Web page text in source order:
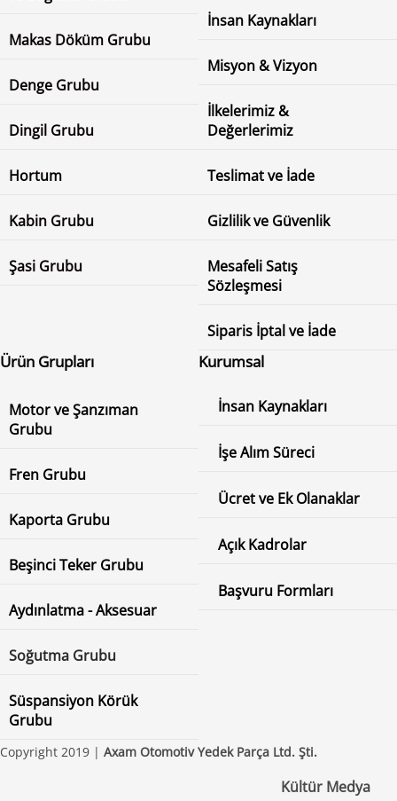
Makas Döküm Grubu
Denge Grubu
Dingil Grubu
Hortum
Kabin Grubu
Şasi Grubu
İnsan Kaynakları
Misyon & Vizyon
İlkelerimiz &
Değerlerimiz
Teslimat ve İade
Gizlilik ve Güvenlik
Mesafeli Satış
Sözleşmesi
Siparis İptal ve İade
Ürün Grupları
Motor ve Şanzıman
Grubu
Fren Grubu
Kaporta Grubu
Beşinci Teker Grubu
Aydınlatma - Aksesuar
Soğutma Grubu
Süspansiyon Körük
Grubu
Kurumsal
İnsan Kaynakları
İşe Alım Süreci
Ücret ve Ek Olanaklar
Açık Kadrolar
Başvuru Formları
Copyright 2019 | Axam Otomotiv Yedek Parça Ltd. Şti.
Kültür Medya